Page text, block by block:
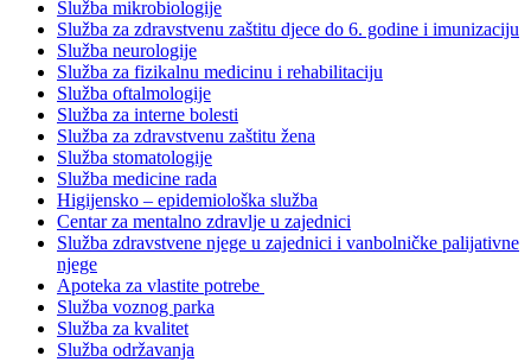
Služba mikrobiologije
Služba za zdravstvenu zaštitu djece do 6. godine i imunizaciju
Služba neurologije
Služba za fizikalnu medicinu i rehabilitaciju
Služba oftalmologije
Služba za interne bolesti
Služba za zdravstvenu zaštitu žena
Služba stomatologije
Služba medicine rada
Higijensko – epidemiološka služba
Centar za mentalno zdravlje u zajednici
Služba zdravstvene njege u zajednici i vanbolničke palijativne
njege
Apoteka za vlastite potrebe
Služba voznog parka
Služba za kvalitet
Služba održavanja